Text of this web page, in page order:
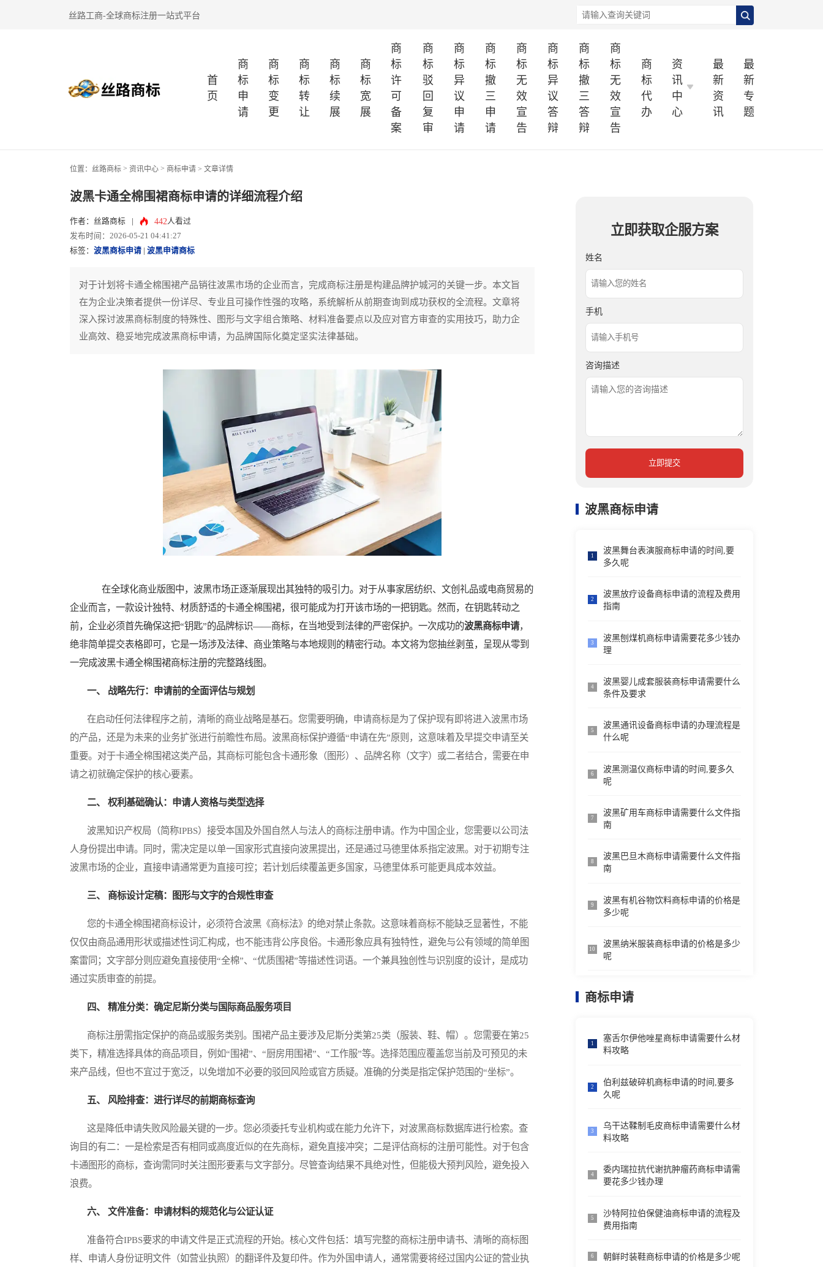
丝路工商-全球商标注册一站式平台
首
页
商
标
申
请
商
标
变
更
商
标
转
让
商
标
续
展
商
标
宽
展
商
标
许
可
备
案
商
标
驳
回
复
审
商
标
异
议
申
请
商
标
撤
三
申
请
商
标
无
效
宣
告
商
标
异
议
答
辩
商
标
撤
三
答
辩
商
标
无
效
宣
告
商
标
代
办
资
讯
中
心
最
新
资
讯
最
新
专
题
位置： 丝路商标 > 资讯中心 > 商标申请 > 文章详情
波黑卡通全棉围裙商标申请的详细流程介绍
作者：丝路商标 442人看过
发布时间：2026-05-21 04:41:27
标签： 波黑商标申请 波黑申请商标
对于计划将卡通全棉围裙产品销往波黑市场的企业而言，完成商标注册是构建品牌护城河的关键一步。本文旨
在为企业决策者提供一份详尽、专业且可操作性强的攻略，系统解析从前期查询到成功获权的全流程。文章将
深入探讨波黑商标制度的特殊性、图形与文字组合策略、材料准备要点以及应对官方审查的实用技巧，助力企
业高效、稳妥地完成波黑商标申请，为品牌国际化奠定坚实法律基础。
在全球化商业版图中，波黑市场正逐渐展现出其独特的吸引力。对于从事家居纺织、文创礼品或电商贸易的
企业而言，一款设计独特、材质舒适的卡通全棉围裙，很可能成为打开该市场的一把钥匙。然而，在钥匙转动之
前，企业必须首先确保这把“钥匙”的品牌标识——商标，在当地受到法律的严密保护。一次成功的波黑商标申请，
绝非简单提交表格即可，它是一场涉及法律、商业策略与本地规则的精密行动。本文将为您抽丝剥茧，呈现从零到
一完成波黑卡通全棉围裙商标注册的完整路线图。
一、 战略先行：申请前的全面评估与规划
在启动任何法律程序之前，清晰的商业战略是基石。您需要明确，申请商标是为了保护现有即将进入波黑市场
的产品，还是为未来的业务扩张进行前瞻性布局。波黑商标保护遵循“申请在先”原则，这意味着及早提交申请至关
重要。对于卡通全棉围裙这类产品，其商标可能包含卡通形象（图形）、品牌名称（文字）或二者结合，需要在申
请之初就确定保护的核心要素。
二、 权利基础确认：申请人资格与类型选择
波黑知识产权局（简称IPBS）接受本国及外国自然人与法人的商标注册申请。作为中国企业，您需要以公司法
人身份提出申请。同时，需决定是以单一国家形式直接向波黑提出，还是通过马德里体系指定波黑。对于初期专注
波黑市场的企业，直接申请通常更为直接可控；若计划后续覆盖更多国家，马德里体系可能更具成本效益。
三、 商标设计定稿：图形与文字的合规性审查
您的卡通全棉围裙商标设计，必须符合波黑《商标法》的绝对禁止条款。这意味着商标不能缺乏显著性，不能
仅仅由商品通用形状或描述性词汇构成，也不能违背公序良俗。卡通形象应具有独特性，避免与公有领域的简单图
案雷同；文字部分则应避免直接使用“全棉”、“优质围裙”等描述性词语。一个兼具独创性与识别度的设计，是成功
通过实质审查的前提。
四、 精准分类：确定尼斯分类与国际商品服务项目
商标注册需指定保护的商品或服务类别。围裙产品主要涉及尼斯分类第25类（服装、鞋、帽）。您需要在第25
类下，精准选择具体的商品项目，例如“围裙”、“厨房用围裙”、“工作服”等。选择范围应覆盖您当前及可预见的未
来产品线，但也不宜过于宽泛，以免增加不必要的驳回风险或官方质疑。准确的分类是指定保护范围的“坐标”。
五、 风险排查：进行详尽的前期商标查询
这是降低申请失败风险最关键的一步。您必须委托专业机构或在能力允许下，对波黑商标数据库进行检索。查
询目的有二：一是检索是否有相同或高度近似的在先商标，避免直接冲突；二是评估商标的注册可能性。对于包含
卡通图形的商标，查询需同时关注图形要素与文字部分。尽管查询结果不具绝对性，但能极大预判风险，避免投入
浪费。
六、 文件准备：申请材料的规范化与公证认证
准备符合IPBS要求的申请文件是正式流程的开始。核心文件包括：填写完整的商标注册申请书、清晰的商标图
样、申请人身份证明文件（如营业执照）的翻译件及复印件。作为外国申请人，通常需要将经过国内公证的营业执
立即获取企服方案
姓名
手机
咨询描述
立即提交
波黑商标申请
1
波黑舞台表演服商标申请的时间,要
多久呢
2
波黑放疗设备商标申请的流程及费用
指南
3
波黑刨煤机商标申请需要花多少钱办
理
4
波黑婴儿成套服装商标申请需要什么
条件及要求
5
波黑通讯设备商标申请的办理流程是
什么呢
6
波黑测温仪商标申请的时间,要多久
呢
7
波黑矿用车商标申请需要什么文件指
南
8
波黑巴旦木商标申请需要什么文件指
南
9
波黑有机谷物饮料商标申请的价格是
多少呢
10
波黑纳米服装商标申请的价格是多少
呢
商标申请
1
塞舌尔伊他唑星商标申请需要什么材
料攻略
2
伯利兹破碎机商标申请的时间,要多
久呢
3
乌干达鞣制毛皮商标申请需要什么材
料攻略
4
委内瑞拉抗代谢抗肿瘤药商标申请需
要花多少钱办理
5
沙特阿拉伯保健油商标申请的流程及
费用指南
6 朝鲜时装鞋商标申请的价格是多少呢